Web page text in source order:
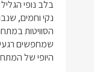
היופי של